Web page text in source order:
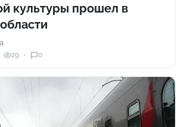
культуры прошел в
29 0